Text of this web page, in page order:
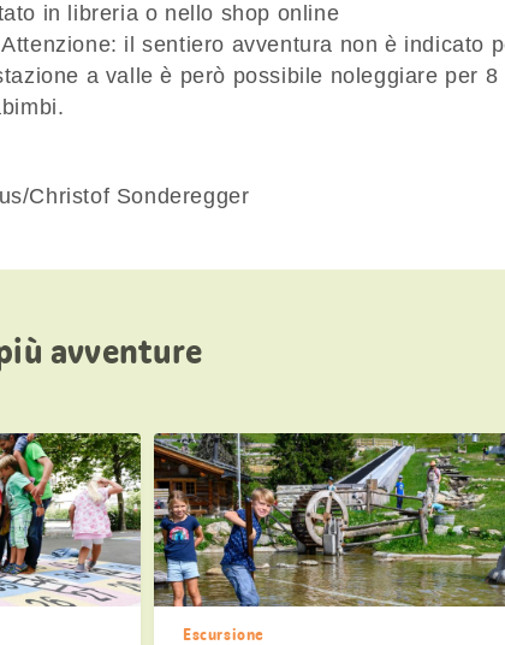
in libreria o nello shop online
il sentiero avventura non è indicato
a valle è però possibile noleggiare per 8
Christof Sonderegger
avventure
Escursione